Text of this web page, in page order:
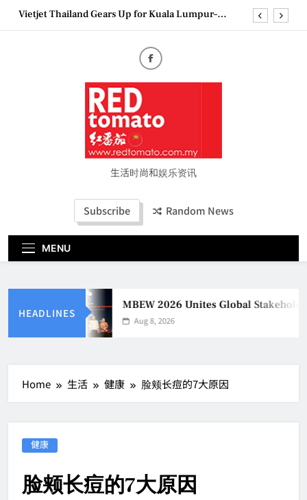
SkipVietjet Thailand Gears Up for Kuala Lumpur–
Couture Fashion Week Malaysia 2026– Press
MBEW 2026 Unites Global Stakeholders to Shape
the Future of Business Events
Vietjet Thailand Gears Up for Kuala Lumpur–
Bangkok Service Launch on9 October
Epson reinvents affordable printing with next-
generation EcoTank Series生活时尚和娱乐资讯
Subscribe Random News
MENU
HEADLINES
MBEW 2026 Unites Global
Aug 8, 2026
Home 生活 健康 脸颊长痘的7大原因
健康
脸颊长痘的7大原因